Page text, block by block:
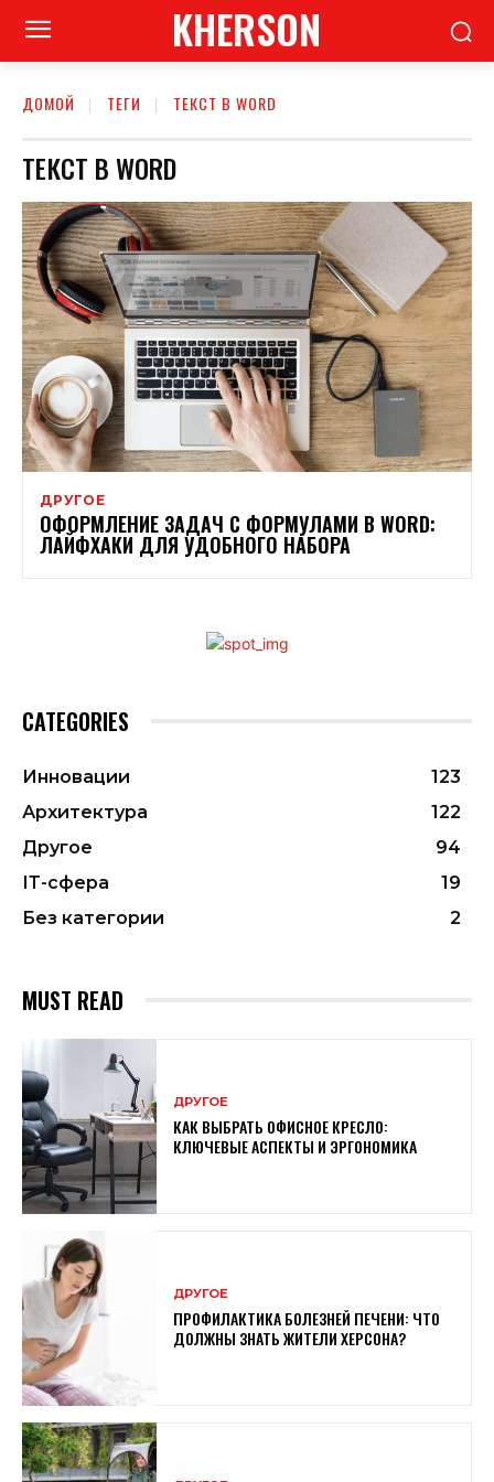
KHERSON
ДОМОЙ ТЕГИ ТЕКСТ В WORD
ТЕКСТ В WORD
ДРУГОЕ
ОФОРМЛЕНИЕ ЗАДАЧ С ФОРМУЛАМИ В WORD:
ЛАЙФХАКИ ДЛЯ УДОБНОГО НАБОРА
CATEGORIES
Инновации
123
Архитектура
122
Другое
94
ІТ-сфера
19
Без категории
2
MUST READ
ДРУГОЕ
КАК ВЫБРАТЬ ОФИСНОЕ КРЕСЛО:
КЛЮЧЕВЫЕ АСПЕКТЫ И ЭРГОНОМИКА
ДРУГОЕ
ПРОФИЛАКТИКА БОЛЕЗНЕЙ ПЕЧЕНИ: ЧТО
ДОЛЖНЫ ЗНАТЬ ЖИТЕЛИ ХЕРСОНА?